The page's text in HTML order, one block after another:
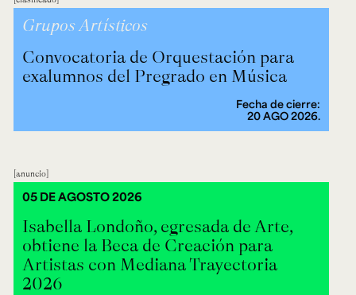
Grupos Artísticos
Convocatoria de Orquestación para
exalumnos del Pregrado en Música
Fecha de cierre:
20 AGO 2026.
anuncio
Isabella Londoño, egresada de Arte,
obtiene la Beca de Creación para
Artistas con Mediana Trayectoria
2026
05 DE AGOSTO 2026